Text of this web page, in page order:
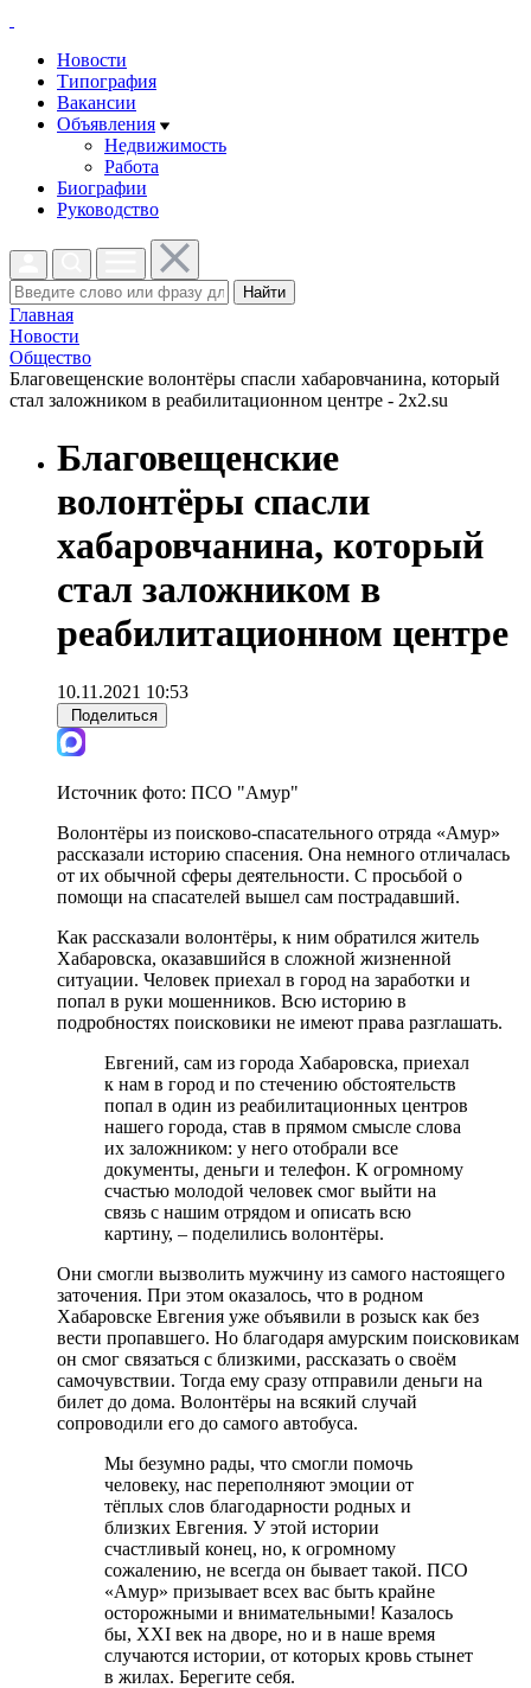
Новости
Типография
Вакансии
Объявления
Недвижимость
Работа
Биографии
Руководство
Найти
Главная
Новости
Общество
Благовещенские волонтёры спаcли хабаровчанина, который
стал заложником в реабилитационном центре - 2x2.su
Благовещенские
волонтёры спаcли
хабаровчанина, который
стал заложником в
реабилитационном центре
10.11.2021 10:53
Поделиться
Источник фото: ПСО "Амур"
Волонтёры из поисково-спасательного отряда «Амур»
рассказали историю спасения. Она немного отличалась
от их обычной сферы деятельности. С просьбой о
помощи на спасателей вышел сам пострадавший.
Как рассказали волонтёры, к ним обратился житель
Хабаровска, оказавшийся в сложной жизненной
ситуации. Человек приехал в город на заработки и
попал в руки мошенников. Всю историю в
подробностях поисковики не имеют права разглашать.
Евгений, сам из города Хабаровска, приехал
к нам в город и по стечению обстоятельств
попал в один из реабилитационных центров
нашего города, став в прямом смысле слова
их заложником: у него отобрали все
документы, деньги и телефон. К огромному
счастью молодой человек смог выйти на
связь с нашим отрядом и описать всю
картину, – поделились волонтёры.
Они смогли вызволить мужчину из самого настоящего
заточения. При этом оказалось, что в родном
Хабаровске Евгения уже объявили в розыск как без
вести пропавшего. Но благодаря амурским поисковикам
он смог связаться с близкими, рассказать о своём
самочувствии. Тогда ему сразу отправили деньги на
билет до дома. Волонтёры на всякий случай
сопроводили его до самого автобуса.
Мы безумно рады, что смогли помочь
человеку, нас переполняют эмоции от
тёплых слов благодарности родных и
близких Евгения. У этой истории
счастливый конец, но, к огромному
сожалению, не всегда он бывает такой. ПСО
«Амур» призывает всех вас быть крайне
осторожными и внимательными! Казалось
бы, XXI век на дворе, но и в наше время
случаются истории, от которых кровь стынет
в жилах. Берегите себя.